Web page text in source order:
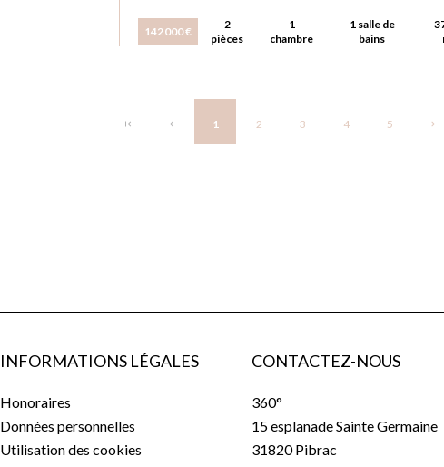
142 000 €
2
pièces
1
chambre
1 salle de
bains
1 2 3 4 5
INFORMATIONS LÉGALES
Honoraires
Données personnelles
Utilisation des cookies
CONTACTEZ-NOUS
360°
15 esplanade Sainte Germaine
31820Pibrac